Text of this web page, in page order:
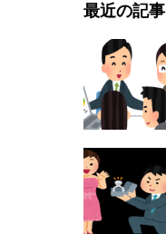
最近の記事